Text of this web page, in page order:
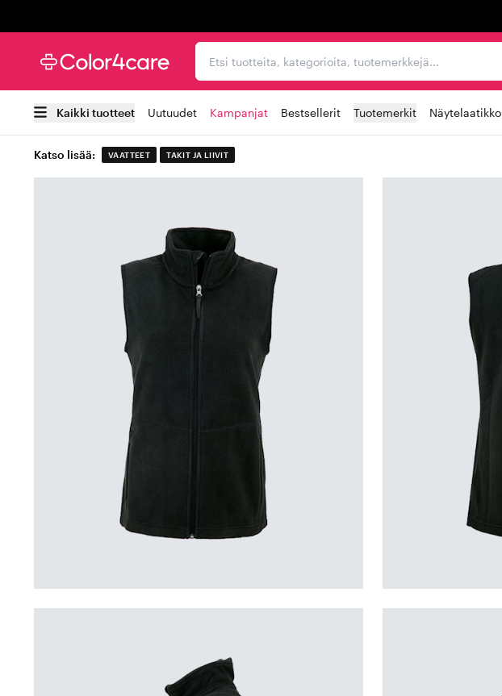
Etsi tuotteita, kategorioita, tuotemerkkejä...
Kaikki tuotteet Uutuudet Kampanjat Bestsellerit Tuotemerkit Näytelaatikko
Katso lisää: VAATTEET TAKIT JA LIIVIT